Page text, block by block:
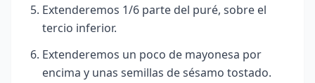
Extenderemos 1/6 parte del puré, sobre el
tercio inferior.
Extenderemos un poco de mayonesa por
encima y unas semillas de sésamo tostado.